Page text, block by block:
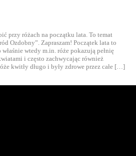
przy różach na początku lata. To temat
Ozdobny”. Zapraszam! Początek lata to
wtedy m.in. róże pokazują pełnię
i często zachwycając również
kwitły długo i były zdrowe przez całe […]